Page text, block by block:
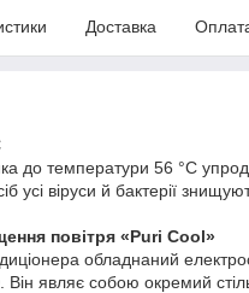
Доставка
до температури 56 °C
усі віруси й бактерії
повітря «Puri Cool»
обладнаний
являє собою окремий